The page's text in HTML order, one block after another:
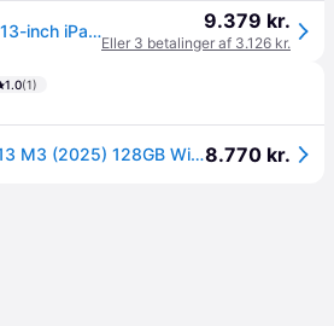
(ComputerSalg) Apple 13-inch iPad Air M3 Wi-Fi + Cellular - Tablet - 128 GB - 13 IPS (2732 x 2048) - 3G, 4G, 5G - space grey 9.379 kr.
Eller 3 betalinger af 3.126 kr.
1.0(1)
Tablet APPLE iPad Air 13 M3 (2025) 128GB Wi-Fi + Cellular Stjerneskær8.770 kr.